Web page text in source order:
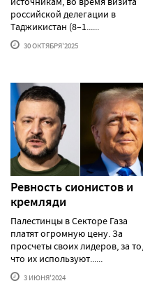
российской делегации в
Таджикистан (8–1......
30 ОКТЯБРЯ'2025
Ревность сионистов и
кремляди
Палестинцы в Секторе Газа
платят огромную цену. За
просчеты своих лидеров, за то,
что их используют......
3 ИЮНЯ'2024